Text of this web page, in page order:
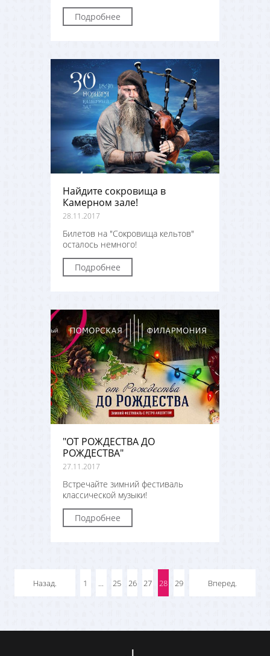
Подробнее
Найдите сокровища в
Камерном зале!
28.11.2017
Билетов на "Сокровища кельтов"
осталось немного!
Подробнее
"ОТ РОЖДЕСТВА ДО
РОЖДЕСТВА"
27.11.2017
Встречайте зимний фестиваль
классической музыки!
Подробнее
Назад. 1 ... 25 26 27 28 29 Вперед.